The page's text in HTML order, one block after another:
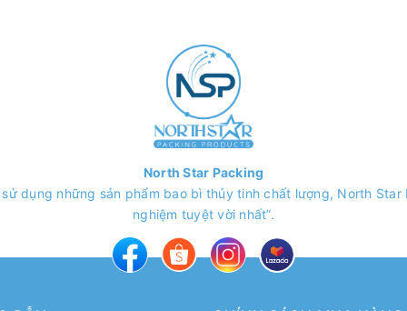
North Star Packing
dụng những sản phẩm bao bì thủy tinh chất lượng, North
nghiệm tuyệt vời nhất”.